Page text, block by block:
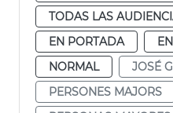
TODAS LAS
EN PORTADA
NORMAL
JOSÉ
PERSONES MAJORS